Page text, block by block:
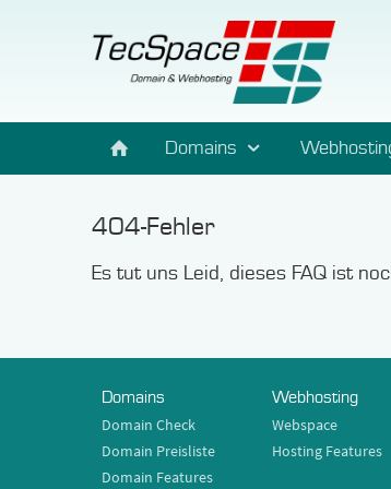
Domains
404-Fehler
Es tut uns Leid, dieses FAQ ist
Domains
Domain Check
Domain Preisliste
Domain Features
Webhosting
Webspace
Hosting Features